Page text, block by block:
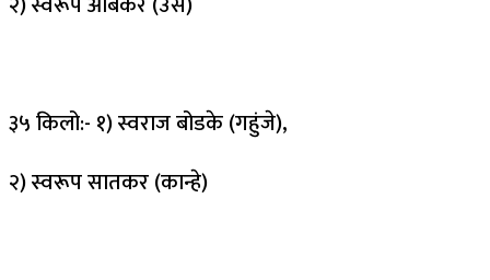
३५ किलो:- १) स्वराज बोडके (गहुंजे),
२) स्वरूप सातकर (कान्हे)